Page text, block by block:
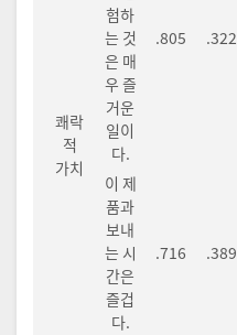
쾌락
적
가치
험하
는 것
은 매
우 즐
거운
일이
다.
.805 .322
이 제
품과
보내
는 시
간은
즐겁
다.
.716 .389